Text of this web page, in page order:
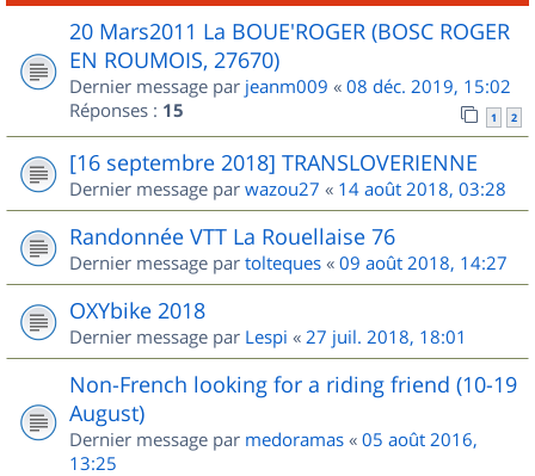
20 Mars2011 La BOUE'ROGER (BOSC ROGER
EN ROUMOIS, 27670)
Dernier message par jeanm009 « 08 déc. 2019, 15:02
Réponses : 15 1 2
[16 septembre 2018] TRANSLOVERIENNE
Dernier message par wazou27 « 14 août 2018, 03:28
Randonnée VTT La Rouellaise 76
Dernier message par tolteques « 09 août 2018, 14:27
OXYbike 2018
Dernier message par Lespi « 27 juil. 2018, 18:01
Non-French looking for a riding friend (10-19
August)
Dernier message par medoramas « 05 août 2016,
13:25